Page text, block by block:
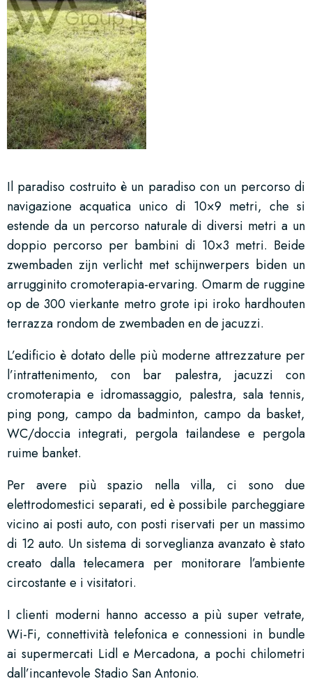
Il paradiso costruito è un paradiso con un percorso di
navigazione acquatica unico di 10×9 metri, che si
estende da un percorso naturale di diversi metri a un
doppio percorso per bambini di 10×3 metri. Beide
zwembaden zijn verlicht met schijnwerpers biden un
arrugginito cromoterapia-ervaring. Omarm de ruggine
op de 300 vierkante metro grote ipi iroko hardhouten
terrazza rondom de zwembaden en de jacuzzi.
L’edificio è dotato delle più moderne attrezzature per
l’intrattenimento, con bar palestra, jacuzzi con
cromoterapia e idromassaggio, palestra, sala tennis,
ping pong, campo da badminton, campo da basket,
WC/doccia integrati, pergola tailandese e pergola
ruime banket.
Per avere più spazio nella villa, ci sono due
elettrodomestici separati, ed è possibile parcheggiare
vicino ai posti auto, con posti riservati per un massimo
di 12 auto. Un sistema di sorveglianza avanzato è stato
creato dalla telecamera per monitorare l’ambiente
circostante e i visitatori.
I clienti moderni hanno accesso a più super vetrate,
Wi-Fi, connettività telefonica e connessioni in bundle
ai supermercati Lidl e Mercadona, a pochi chilometri
dall’incantevole Stadio San Antonio.